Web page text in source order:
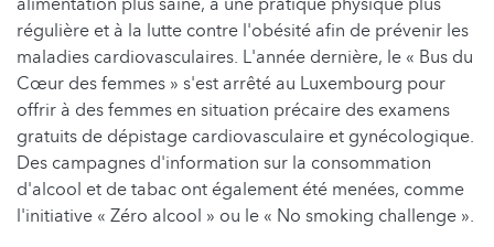
régulière et à la lutte contre l'obésité afin de prévenir les
maladies cardiovasculaires. L'année dernière, le « Bus du
Cœur des femmes » s'est arrêté au Luxembourg pour
offrir à des femmes en situation précaire des examens
gratuits de dépistage cardiovasculaire et gynécologique.
Des campagnes d'information sur la consommation
d'alcool et de tabac ont également été menées, comme
l'initiative « Zéro alcool » ou le « No smoking challenge ».